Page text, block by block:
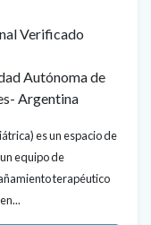
Verificado
Autónoma de
Argentina
es un espacio de
equipo de
terapéutico